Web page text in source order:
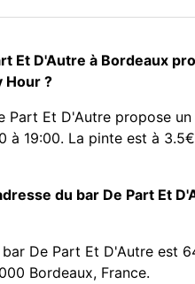
Et D'Autre à Bordeaux
Hour ?
Part Et D'Autre propose
à 19:00. La pinte est à
du bar De Part Et
De Part Et D'Autre est
Bordeaux, France.